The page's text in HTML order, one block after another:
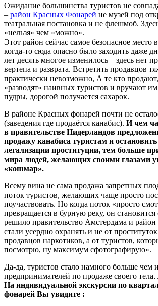
Ожидание большинства туристов не
– район Красных Фонарей не музей под
театральная постановка и не флешмоб.
«нельзя» чем «можно».
Этот район сейчас самое безопасное место
когда-то сюда опасно было заходить даже
лет десять многое изменилось – здесь нет
вертепа и разврата. Встретить продавцов
практически невозможно, А те кто
«разводят» наивных туристов и вручают
пудры, дорогой получается сахарок.
В районе Красных фонарей почти не
(заведения где продаётся канабис). И чем
в правительстве Нидерландов
продажу канабиса туристам и остановить
легализации проституции, тем больше
мира людей, желающих своими глазами
«кошмар».
Всему вина не сама продажа запретных
поток туристов, желающих чаще просто
поучаствовать. Но когда поток «просто
превращается в бурную реку, он
решило правительство Амстердама и
стали усердно охранять и не от
продавцов наркотиков, а от туристов,
посмотрю, ну максимум сфотографирую».
Да-да, туристов стало намного больше чем
предпринимателей по продаже своего
На индивидуальной экскурсии по
фонарей Вы увидите :